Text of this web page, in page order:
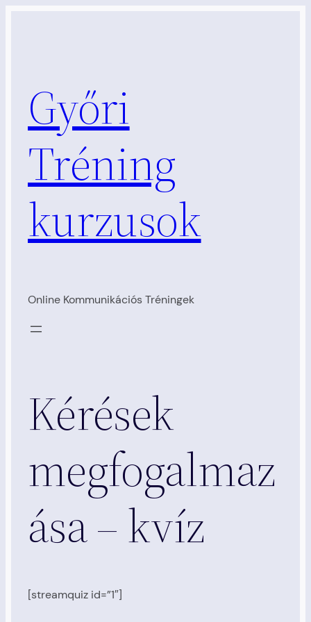
Győri
Tréning
kurzusok
Online Kommunikációs Tréningek
Kérések
megfogalmaz
ása – kvíz
[streamquiz id=”1″]